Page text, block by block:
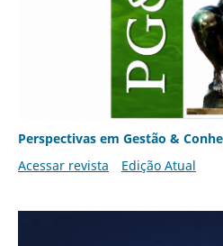
Perspectivas em Gestão &
Acessar revista
Edição Atual